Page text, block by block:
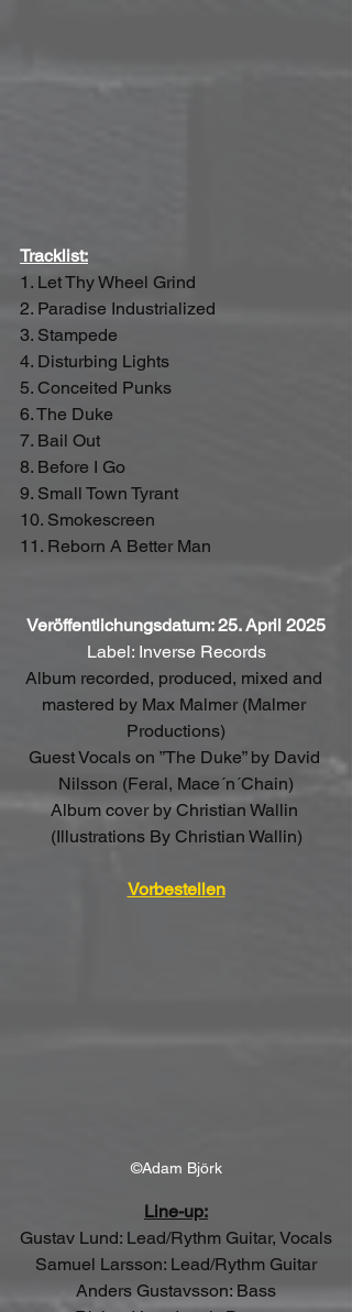
Tracklist:
1. Let Thy Wheel Grind
2. Paradise Industrialized
3. Stampede
4. Disturbing Lights
5. Conceited Punks
6. The Duke
7. Bail Out
8. Before I Go
9. Small Town Tyrant
10. Smokescreen
11. Reborn A Better Man
Veröffentlichungsdatum: 25. April 2025
Label: Inverse Records
Album recorded, produced, mixed and
mastered by Max Malmer (Malmer
Productions)
Guest Vocals on ”The Duke” by David
Nilsson (Feral, Mace´n´Chain)
Album cover by Christian Wallin
(Illustrations By Christian Wallin)
Vorbestellen
©Adam Björk
Line-up:
Gustav Lund: Lead/Rythm Guitar, Vocals
Samuel Larsson: Lead/Rythm Guitar
Anders Gustavsson: Bass